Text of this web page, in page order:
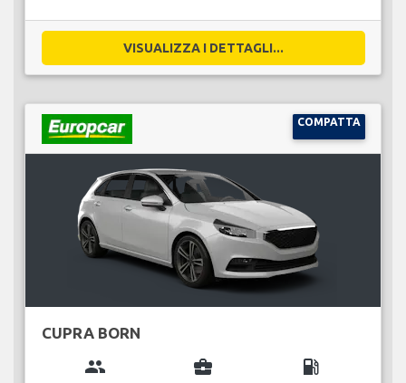
VISUALIZZA I DETTAGLI...
COMPATTA
CUPRA BORN
group business_center local_gas_station